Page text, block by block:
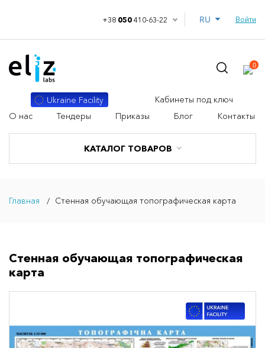
+38 050410-63-22 Войти
КАТАЛОГ ТОВАРОВ
Ukraine Facility
Кабинеты под ключ
О нас
Тендеры Приказы Блог Контакты
0
Главная Стенная обучающая топографическая карта
Стенная обучающая топографическая
карта